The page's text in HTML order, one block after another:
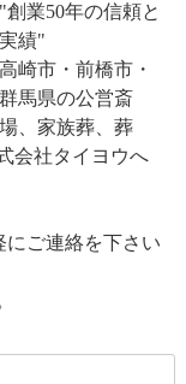
"創業50年の信頼と
実績"
高崎市・前橋市・
群馬県の公営斎
場、家族葬、葬
会社タイヨウへ
にご連絡を下さい